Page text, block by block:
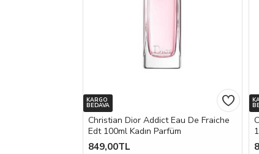
KARGO
BEDAVA
Christian Dior Addict Eau De Fraiche
Edt 100ml Kadın Parfüm
849,00TL